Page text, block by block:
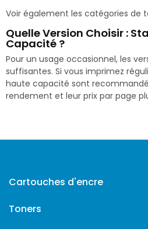
Voir également les catégories de
Quelle Version Choisir :
Capacité ?
Pour un usage occasionnel, les
suffisantes. Si vous imprimez
haute capacité sont
rendement et leur prix par page
Cartouches d'encre
Toners